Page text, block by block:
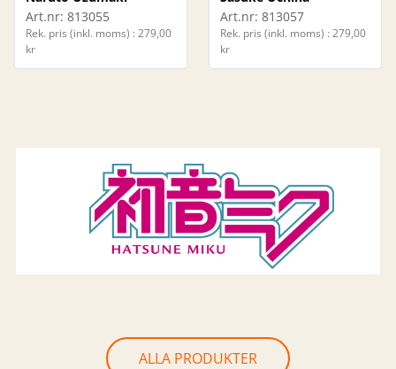
Art.nr: 813055
Rek. pris (inkl. moms) : 279,00
kr
Art.nr: 813057
Rek. pris (inkl. moms) : 279,00
kr
ALLA PRODUKTER